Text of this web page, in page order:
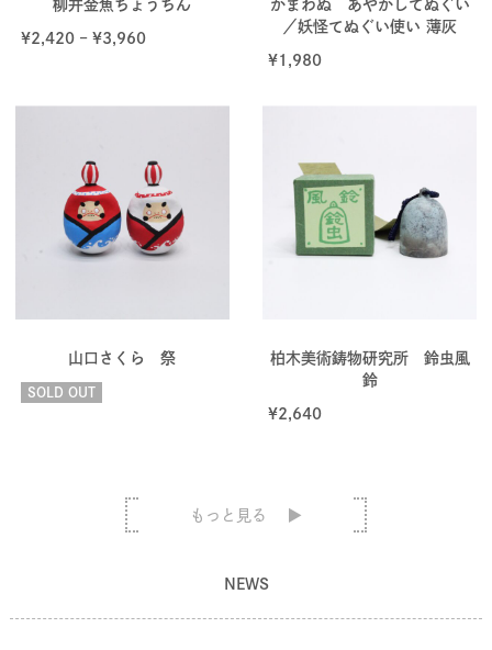
柳井金魚ちょうちん
¥2,420– ¥3,960
かまわぬ あやかしてぬぐい
／妖怪てぬぐい使い 薄灰
¥1,980
山口さくら 祭
SOLD OUT
柏木美術鋳物研究所 鈴虫風
鈴
¥2,640
もっと見る
NEWS